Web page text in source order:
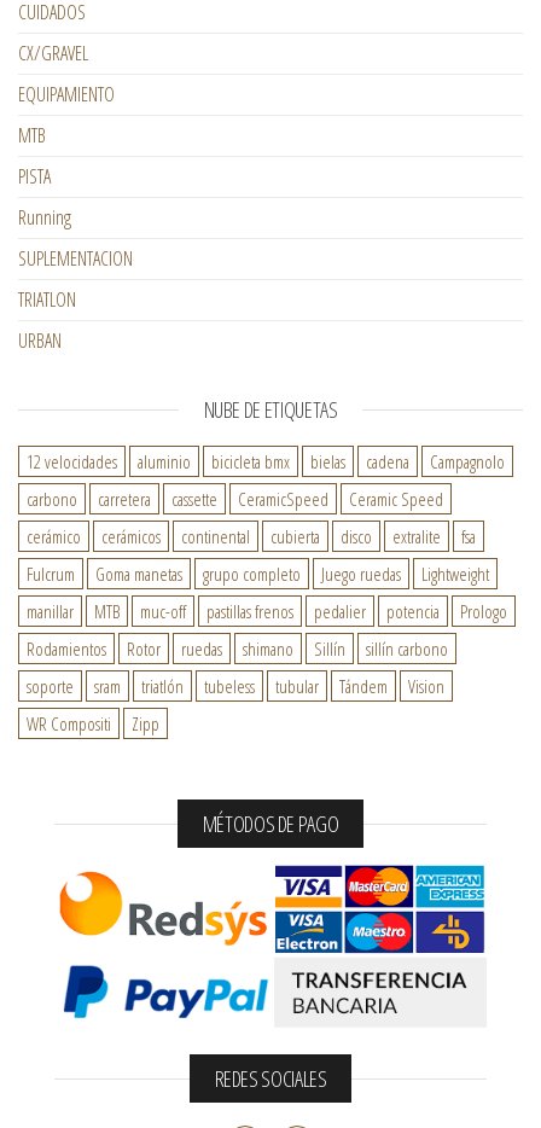
CUIDADOS
CX/GRAVEL
EQUIPAMIENTO
MTB
PISTA
Running
SUPLEMENTACION
TRIATLON
URBAN
NUBE DE ETIQUETAS
12 velocidades aluminio bicicleta bmx bielas cadena
Campagnolo
carbono
carretera cassette CeramicSpeed
Ceramic Speed
cerámico
cerámicos continental cubierta disco extralite
fsa
Fulcrum
Goma manetas grupo completo Juego ruedas
Lightweight
manillar
MTB muc-off pastillas frenos pedalier potencia
Prologo
Rodamientos
Rotor ruedas shimano Sillín
sillín carbono
soporte
sram triatlón tubeless tubular Tándem
Vision
WR Compositi
Zipp
MÉTODOS DE PAGO
REDES SOCIALES